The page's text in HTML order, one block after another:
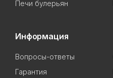
Печи булерьян
Информация
Вопросы-ответы
Гарантия